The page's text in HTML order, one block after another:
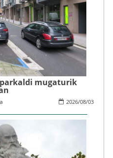
mugaturik
2026/08/03